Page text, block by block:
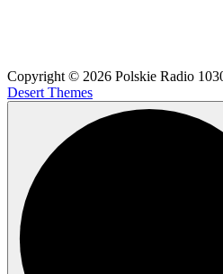
Copyright © 2026 Polskie Radio
Desert Themes